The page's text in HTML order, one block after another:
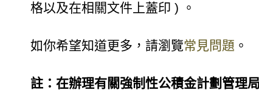
格以及在相關文件上蓋印 ) 。
如你希望知道更多，請瀏覽常見問題 。
註： 在辦理有關強制性公積金計劃管理